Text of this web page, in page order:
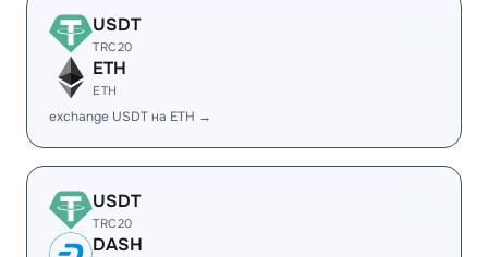
USDT
TRC20
ETH
ETH
exchange USDT на ETH →
USDT
TRC20
DASH